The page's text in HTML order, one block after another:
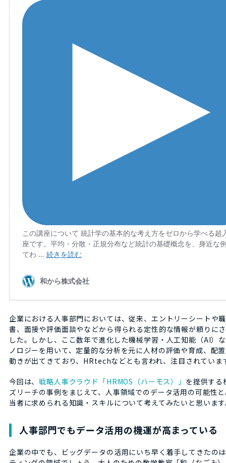
企業における人事部門においては、従来、エントリーシートや
書、面接や評価面談やなどから得られる定性的な情報が頼りに
した。しかし、ここ数年で進化した機械学習・人工知能（AI）
ノロジーを用いて、定量的な分析を元に人材の評価や育成、配
動きが出てきており、HRtechなどとも言われ、注目されていま
今回は、戦略人事クラウド「HRMOS（ハーモス）」 を提供する
ズリーチの事例をまじえて、人事領域でのデータ活用の可能性
当者に求められる知識・スキルについて考えてみたいと思いま
人事部門でもデータ活用の機運が高まっている
企業の中でも、ビッグデータの活用にいち早く着手してきたの